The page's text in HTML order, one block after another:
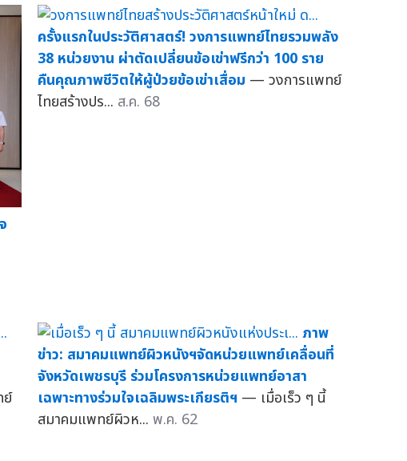
ครั้งแรกในประวัติศาสตร์! วงการแพทย์ไทยรวมพลัง
38 หน่วยงาน ผ่าตัดเปลี่ยนข้อเข่าฟรีกว่า 100 ราย
คืนคุณภาพชีวิตให้ผู้ป่วยข้อเข่าเสื่อม — วงการแพทย์
ไทยสร้างปร... ส.ค. 68
ย์
ภาพ
ข่าว: สมาคมแพทย์ผิวหนังฯจัดหน่วยแพทย์เคลื่อนที่
จังหวัดเพชรบุรี ร่วมโครงการหน่วยแพทย์อาสา
เฉพาะทางร่วมใจเฉลิมพระเกียรติฯ — เมื่อเร็ว ๆ นี้
สมาคมแพทย์ผิวห... พ.ค. 62